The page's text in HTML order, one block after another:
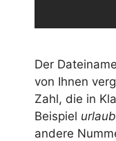
Der
von Ihnen
Zahl, die in
Beispiel
andere